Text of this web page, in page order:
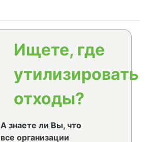
Ищете, где
утилизировать
отходы?
А знаете ли Вы, что
все организации